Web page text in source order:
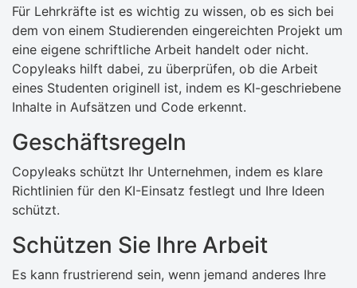
Für Lehrkräfte ist es wichtig zu wissen, ob es sich bei
dem von einem Studierenden eingereichten Projekt um
eine eigene schriftliche Arbeit handelt oder nicht.
Copyleaks hilft dabei, zu überprüfen, ob die Arbeit
eines Studenten originell ist, indem es KI-geschriebene
Inhalte in Aufsätzen und Code erkennt.
Geschäftsregeln
Copyleaks schützt Ihr Unternehmen, indem es klare
Richtlinien für den KI-Einsatz festlegt und Ihre Ideen
schützt.
Schützen Sie Ihre Arbeit
Es kann frustrierend sein, wenn jemand anderes Ihre